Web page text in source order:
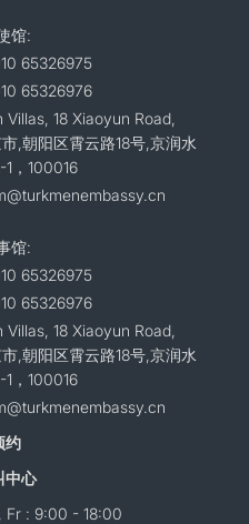
馆:
65326975
65326976
18 Xiaoyun Road,
,朝阳区霄云路18号,京润水
1，100016
馆:
65326975
65326976
18 Xiaoyun Road,
,朝阳区霄云路18号,京润水
1，100016
约
中心
Fr : 9:00 - 18:00